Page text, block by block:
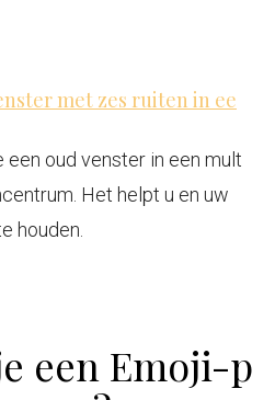
met zes ruiten in ee
oud venster in een mult
Het helpt u en uw
houden.
een Emoji-p